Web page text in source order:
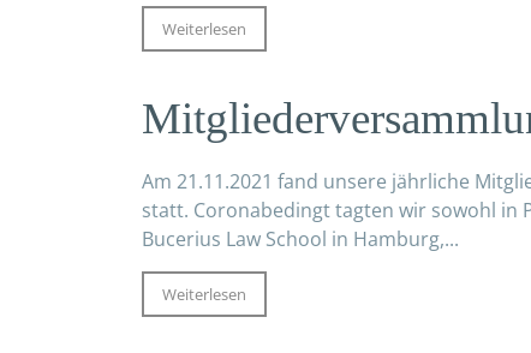
Weiterlesen
Am 21.11.2021 fand unsere jährliche
statt. Coronabedingt tagten wir sowohl in
Bucerius Law School in Hamburg,...
Weiterlesen